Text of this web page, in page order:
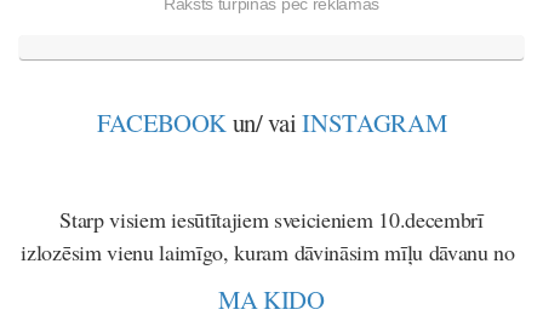
FACEBOOK un/ vaiINSTAGRAM
Starp visiem iesūtītajiem sveicieniem 10.decembrī
izlozēsim vienu laimīgo, kuram dāvināsim mīļu dāvanu no
MA KIDO